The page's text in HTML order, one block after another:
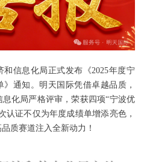
和信息化局正式发布《2025年度宁
通知。 明天国际凭借卓越品质，
化局严格评审，荣获四项“宁波优
认证不仅为年度成绩单增添亮色，
质赛道注入全新动力！